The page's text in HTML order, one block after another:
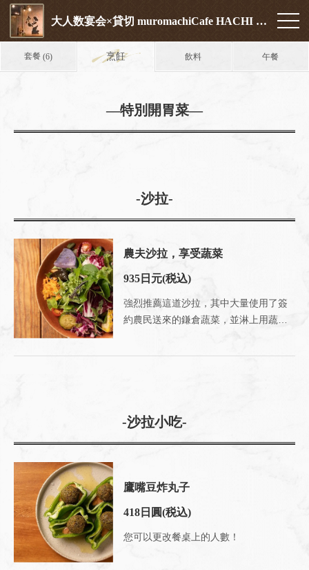
大人数宴会×貸切 muromachiCafe HACHI (ムロマチカフェハチ)
套餐(6) 烹飪 飲料 午餐
―特別開胃菜―
-沙拉-
農夫沙拉，享受蔬菜
935日元(税込)
強烈推薦這道沙拉，其中大量使用了簽
-沙拉小吃-
鷹嘴豆炸丸子
418日圓(税込)
您可以更改餐桌上的人數！